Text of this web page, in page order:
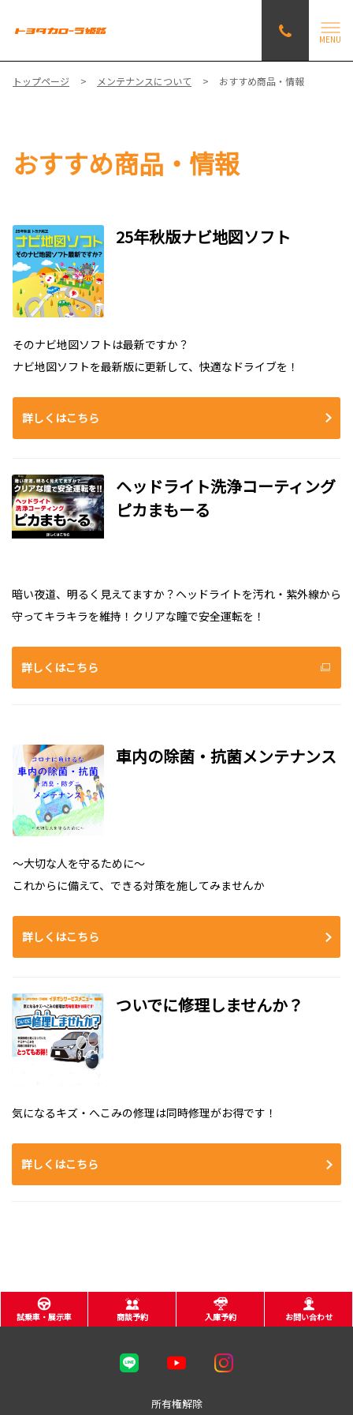
MENU
トップページ メンテナンスについて おすすめ商品・情報
おすすめ商品・情報
25年秋版ナビ地図ソフト
そのナビ地図ソフトは最新ですか？
ナビ地図ソフトを最新版に更新して、快適なドライブを！​​​​​​
詳しくはこちら
ヘッドライト洗浄コーティング
ピカまもーる
暗い夜道、明るく見えてますか？ヘッドライトを汚れ・紫外線から
守ってキラキラを維持！クリアな瞳で安全運転を！​​​​​​
詳しくはこちら
車内の除菌・抗菌メンテナンス
～大切な人を守るために～
これからに備えて、できる対策を施してみませんか
詳しくはこちら
ついでに修理しませんか？
気になるキズ・へこみの修理は同時修理がお得です！
詳しくはこちら
試乗車・展示車 商談予約 入庫予約 お問い合わせ
所有権解除